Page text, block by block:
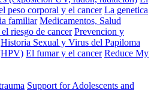
peso corporal y el cancer La genetica
familiar Medicamentos, Salud
riesgo de cancer Prevencion y
Historia Sexual y Virus del Papiloma
El fumar y el cancer Reduce My
Support for Adolescents and